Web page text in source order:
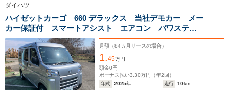
サイズ
全幅
1.48m
3.4m
ホイールベース
-m
全幅
1.48m
3.4m
ホイールベース
ダイハツ
ハイゼットカーゴ 660 デラックス 当社デモカー メー
カー保証付 スマートアシスト エアコン パワステ
パワーウインドウ キーレスエントリー 運転席助手席
エアバッグ ABS オートライト 両側スライドドア
オーバーヘッドシェルフ
月額（84ヵ月リースの場合）
1.45万円
頭金0円
ボーナス払い3.30万円（年2 回）
年式
2025年 走行 10km